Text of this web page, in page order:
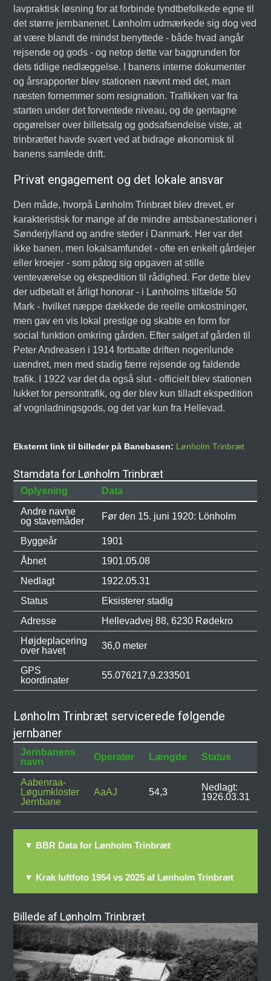
lavpraktisk løsning for at forbinde tyndtbefolkede egne til
det større jernbanenet. Lønholm udmærkede sig dog ved
at være blandt de mindst benyttede - både hvad angår
rejsende og gods - og netop dette var baggrunden for
dets tidlige nedlæggelse. I banens interne dokumenter
og årsrapporter blev stationen nævnt med det, man
næsten fornemmer som resignation. Trafikken var fra
starten under det forventede niveau, og de gentagne
opgørelser over billetsalg og godsafsendelse viste, at
trinbrættet havde svært ved at bidrage økonomisk til
banens samlede drift.
Privat engagement og det lokale ansvar
Den måde, hvorpå Lønholm Trinbræt blev drevet, er
karakteristisk for mange af de mindre amtsbanestationer i
Sønderjylland og andre steder i Danmark. Her var det
ikke banen, men lokalsamfundet - ofte en enkelt gårdejer
eller kroejer - som påtog sig opgaven at stille
venteværelse og ekspedition til rådighed. For dette blev
der udbetalt et årligt honorar - i Lønholms tilfælde 50
Mark - hvilket næppe dækkede de reelle omkostninger,
men gav en vis lokal prestige og skabte en form for
social funktion omkring gården. Efter salget af gården til
Peter Andreasen i 1914 fortsatte driften nogenlunde
uændret, men med stadig færre rejsende og faldende
trafik. I 1922 var det da også slut - officielt blev stationen
lukket for persontrafik, og der blev kun tilladt ekspedition
af vognladningsgods, og det var kun fra Hellevad.
Eksternt link til billeder på Banebasen: Lønholm Trinbræt
Stamdata for Lønholm Trinbræt
Oplysning
Data
Andre navne
og stavemåder
Før den 15. juni 1920: Lönholm
Byggeår
1901
Åbnet
1901.05.08
Nedlagt
1922.05.31
Status
Eksisterer stadig
Adresse
Hellevadvej 88, 6230 Rødekro
Højdeplacering
over havet
36,0 meter
GPS
koordinater
55.076217,9.233501
Lønholm Trinbræt servicerede følgende
jernbaner
Jernbanens
navn
Operatør Længde Status
Aabenraa-
Løgumkloster
Jernbane
AaAJ 54,3
Nedlagt:
1926.03.31
▼ BBR Data for Lønholm Trinbræt
▼ Krak luftfoto 1954 vs 2025 af Lønholm Trinbræt
Billede af Lønholm Trinbræt